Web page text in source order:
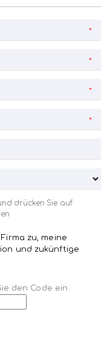
*
*
*
*
drücken Sie auf
zu, meine
und zukünftige
den Code ein